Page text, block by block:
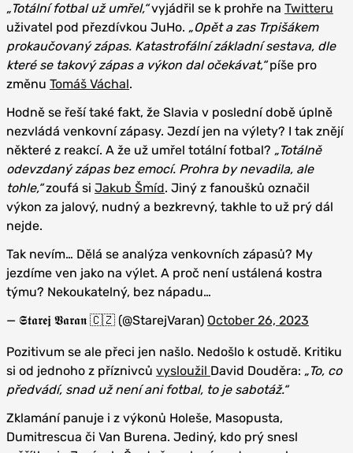
„Totální fotbal už umřel,“vyjádřil se k prohře na Twitteru
uživatel pod přezdívkou JuHo. „Opět a zas Trpišákem
prokaučovaný zápas. Katastrofální základní sestava, dle
které se takový zápas a výkon dal očekávat,“píše pro
změnu Tomáš Váchal.
Hodně se řeší také fakt, že Slavia v poslední době úplně
nezvládá venkovní zápasy. Jezdí jen na výlety? I tak znějí
některé z reakcí. A že už umřel totální fotbal? „Totálně
odevzdaný zápas bez emocí. Prohra by nevadila, ale
tohle,“zoufá si Jakub Šmíd. Jiný z fanoušků označil
výkon za jalový, nudný a bezkrevný, takhle to už prý dál
nejde.
Tak nevím… Dělá se analýza venkovních zápasů? My
jezdíme ven jako na výlet. A proč není ustálená kostra
týmu? Nekoukatelný, bez nápadu…
— 𝕾𝖙𝖆𝖗𝖊𝖏 𝖁𝖆𝖗𝖆𝖓 🇨🇿 (@StarejVaran) October 26, 2023
Pozitivum se ale přeci jen našlo. Nedošlo k ostudě. Kritiku
si od jednoho z příznivců vysloužil David Douděra: „To, co
předvádí, snad už není ani fotbal, to je sabotáž.“
Zklamání panuje i z výkonů Holeše, Masopusta,
Dumitrescua či Van Burena. Jediný, kdo prý snesl